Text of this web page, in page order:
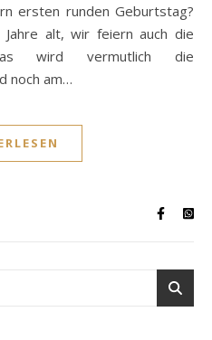
ersten runden Geburtstag?
alt, wir feiern auch die
wird vermutlich die
noch am…